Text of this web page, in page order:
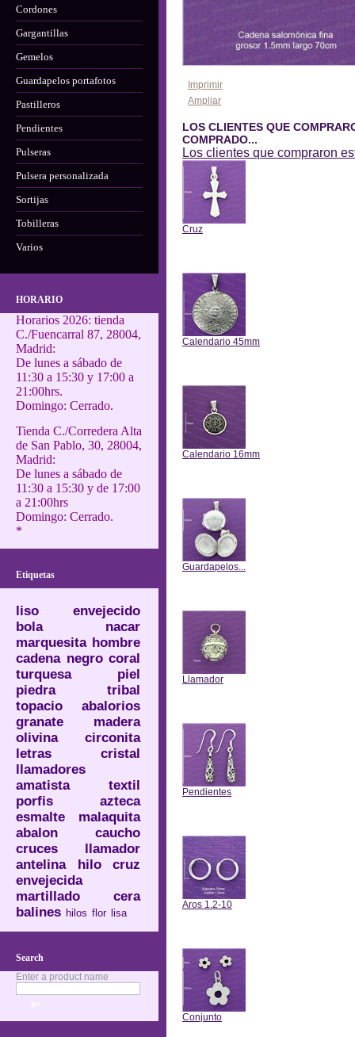
Cordones
Gargantillas
Gemelos
Guardapelos portafotos
Pastilleros
Pendientes
Pulseras
Pulsera personalizada
Sortijas
Tobilleras
Varios
HORARIO
Horarios 2026: tienda
C./Fuencarral 87, 28004,
Madrid:
De lunes a sábado de
11:30 a 15:30 y 17:00 a
21:00hrs.
Domingo: Cerrado.
Tienda C./Corredera Alta
de San Pablo, 30, 28004,
Madrid:
De lunes a sábado de
11:30 a 15:30 y de 17:00
a 21:00hrs
Domingo: Cerrado.
*
Etiquetas
liso
envejecido
bola
nacar
marquesita hombre
cadena negro coral
turquesa
piel
piedra
tribal
topacio
abalorios
granate
madera
olivina
circonita
letras
cristal
llamadores
amatista
textil
porfis
azteca
esmalte
malaquita
abalon
caucho
cruces
llamador
antelina
hilo
cruz
envejecida
martillado
cera
balines hilos flor lisa
Search
Enter a product name
Imprimir
Ampliar
LOS CLIENTES QUE
COMPRADO...
Los clientes que compraron
Cruz
Calendario 45mm
Calendario 16mm
Guardapelos...
Llamador
Pendientes
Aros 1.2-10
Conjunto